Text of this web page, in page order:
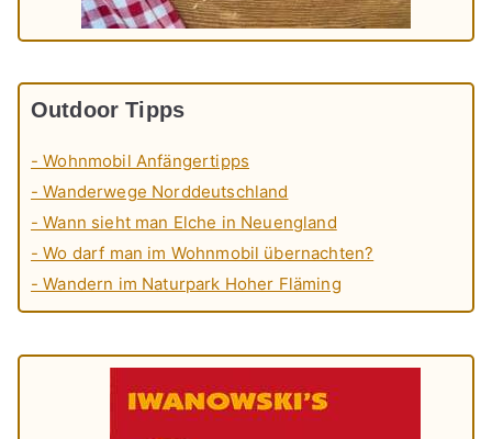
Outdoor Tipps
- Wohnmobil Anfängertipps
- Wanderwege Norddeutschland
- Wann sieht man Elche in Neuengland
- Wo darf man im Wohnmobil übernachten?
- Wandern im Naturpark Hoher Fläming